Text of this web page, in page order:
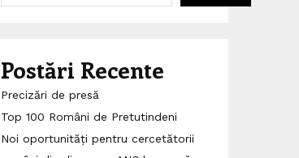
Postări Recente
Precizări de presă
Top 100 Români de Pretutindeni
Noi oportunități pentru cercetătorii